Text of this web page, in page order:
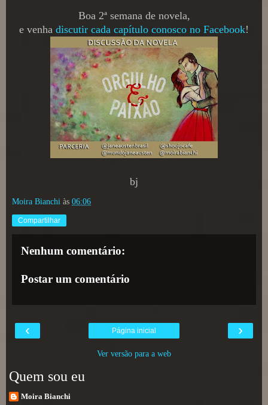
Boa 2ª semana de novela,
e venha discutir cada capítulo conosco no Facebook!
bj
Moira Bianchi às 06:06
Compartilhar
Nenhum comentário:
Postar um comentário
‹ ›
Página inicial
Ver versão para a web
Quem sou eu
Moira Bianchi